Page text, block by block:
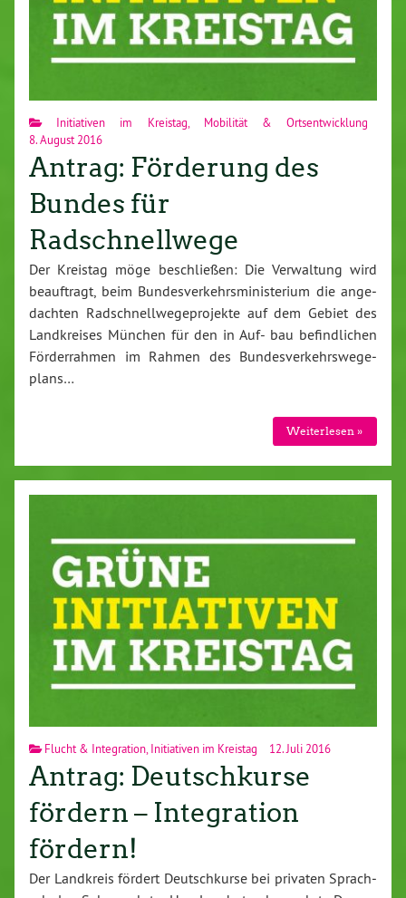
Initiativen im Kreistag, Mobilität & Ortsentwicklung
8. August 2016
Antrag: Förderung des
Bundes für
Radschnellwege
Der Kreistag möge be­schlie­ßen: Die Ver­wal­tung wird
be­auf­tragt, beim Bun­des­ver­kehrs­mi­nis­te­ri­um die an­ge­
dach­ten Rad­schnell­we­ge­pro­jek­te auf dem Gebiet des
Land­krei­ses München für den in Auf- bau be­find­li­chen
För­der­rah­men im Rahmen des Bun­des­ver­kehrs­we­ge­
plans…
Wei­ter­le­sen »
Flucht & Integration Initiativen im Kreistag 12. Juli 2016
Antrag: Deutschkurse
fördern – Integration
fördern!
Der Landkreis fördert Deutsch­kur­se bei privaten Sprach­